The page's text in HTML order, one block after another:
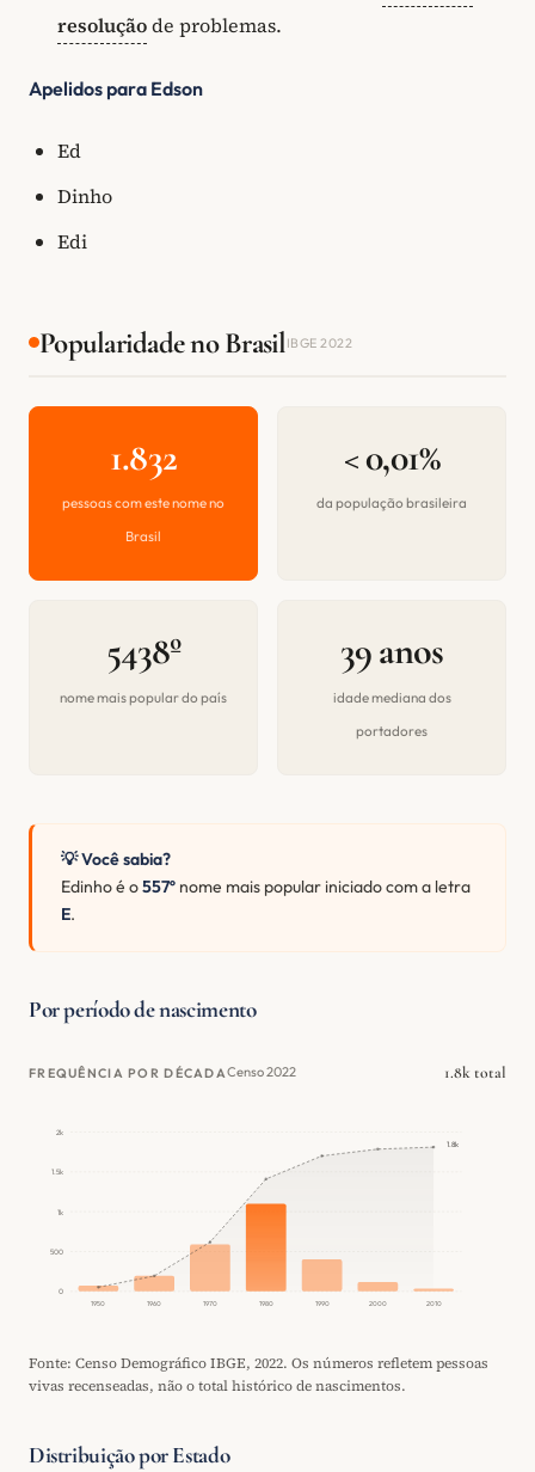
resoluçãode problemas.
Apelidos para Edson
Ed
Dinho
Edi
Popularidade no BrasilIBGE 2022
1.832
pessoas com este nome no
Brasil
< 0,01%
da população brasileira
5438º
nome mais popular do país
39 anos
idade mediana dos
portadores
💡 Você sabia?
Edinho é o557º nome mais popular iniciado com a letra
E.
Por período de nascimento
FREQUÊNCIA POR DÉCADACenso 2022 1.8k total
0
500
1k
1.5k
2k
1950 1960 1970 1980 1990 2000 2010
1.8k
Fonte: Censo Demográfico IBGE, 2022. Os números refletem pessoas
vivas recenseadas, não o total histórico de nascimentos.
Distribuição por Estado